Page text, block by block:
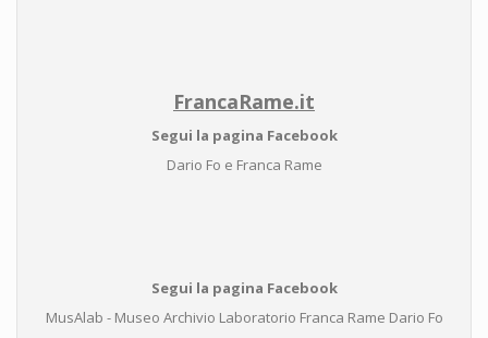
FrancaRame.it
Segui la pagina Facebook
Dario Fo e Franca Rame
Segui la pagina Facebook
MusAlab - Museo Archivio Laboratorio Franca Rame Dario Fo